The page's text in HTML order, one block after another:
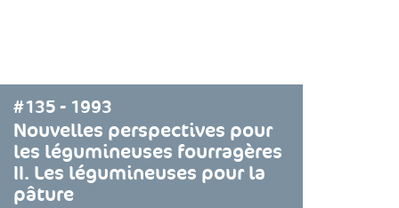
#135 - 1993
Nouvelles perspectives pour
les légumineuses fourragères
II. Les légumineuses pour la
pâture